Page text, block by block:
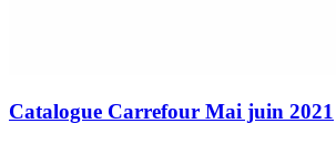
Catalogue Carrefour Mai juin 2021